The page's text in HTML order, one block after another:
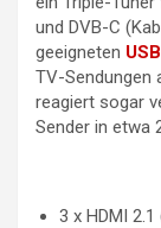
und DVB-C
geeigneten
TV-Sendungen
reagiert sogar
Sender in etwa
3 x HDMI 2.1